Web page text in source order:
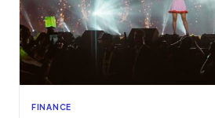
FINANCE